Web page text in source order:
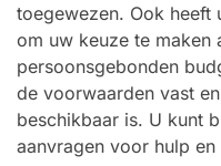
toegewezen. Ook heeft
om uw keuze te maken
persoonsgebonden
de voorwaarden vast
beschikbaar is. U kunt
aanvragen voor hulp